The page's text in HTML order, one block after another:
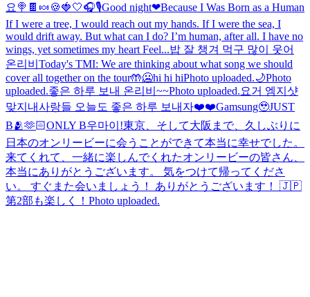
요 🍭🍫🍬🍪🍓🤍🎧🎙️Good night❤Because I Was Born as a Human
If I were a tree, I would reach out my hands. If I were the sea, I
would drift away. But what can I do? I’m human, after all. I have no
wings, yet sometimes my heart Feel...밥 잘 챙겨 먹구 많이 웃어
온리비 Today's TMI: We are thinking about what song we should
cover all together on the tour🤲🥶hi hi hiPhoto uploaded.🌙Photo
uploaded.좋은 하루 보내 온리비~~Photo uploaded.요거 엠지샷
맞지 내사랑들 오늘도 좋은 하루 보내자❤️❤️Gamsung🥹JUST
B🫂🫶🏻ONLY B우마이!東京、そして大阪まで、久しぶりに
日本のオンリービーに会うことができて本当に幸せでした。
来てくれて、一緒に楽しんでくれたオンリービーの皆さん、
本当にありがとうございます。 気をつけて帰ってくださ
い。 すぐまた会いましょう！ ありがとうございます！ 🇯🇵
第2部も楽しく！ Photo uploaded.